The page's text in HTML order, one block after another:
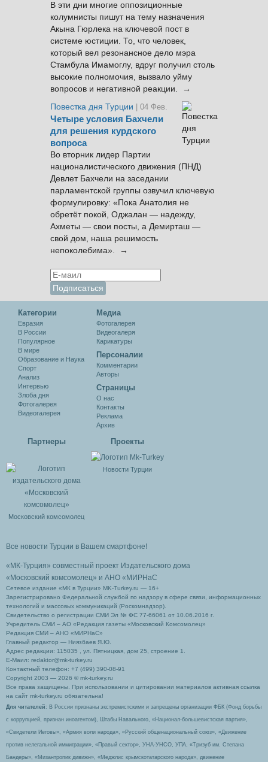
В эти дни многие оппозиционные
колумнисты пишут на тему назначения
Акына Гюрлека на ключевой пост в
системе юстиции. То, что человек,
который вел резонансное дело мэра
Стамбула Имамоглу, вдруг получил столь
высокие полномочия, вызвало уйму
вопросов и негативной реакции. →
Повестка дня Турции
| 04 Фев.
Четыре условия Бахчели
для решения курдского
вопроса
Во вторник лидер Партии
националистического движения (ПНД)
Девлет Бахчели на заседании
парламентской группы озвучил ключевую
формулировку: «Пока Анатолия не
обретёт покой, Оджалан — надежду,
Ахметы — свои посты, а Демирташ —
свой дом, наша решимость
непоколебима». →
Категории
Евразия
В России
Популярное
В мире
Образование и Наука
Спорт
Анализ
Интервью
Злоба дня
Фотогалерея
Видеогалерея
Медиа
Фотогалерея
Видеогалеря
Карикатуры
Персоналии
Комментарии
Авторы
Cтраницы
О нас
Контакты
Реклама
Архив
Партнеры
Московский комсомолец
Проекты
Новости Турции
Все новости Турции в Вашем смартфоне!
«МК-Турция» совместный проект Издательского дома
«Московский комсомолец» и АНО «МИРНаС
Сетевое издание «МК в Турции» MK-Turkey.ru — 16+
Зарегистрировано Федеральной службой по надзору в сфере связи, информационных
технологий и массовых коммуникаций (Роскомнадзор).
Свидетельство о регистрации СМИ Эл № ФС 77-66061 от 10.06.2016 г.
Учредитель СМИ – АО «Редакция газеты «Московский Комсомолец»
Редакция СМИ – АНО «МИРНаС»
Главный редактор — Ниязбаев Я.Ю.
Адрес редакции: 115035 , ул. Пятницкая, дом 25, строение 1.
Е-Маил: redaktor@mk-turkey.ru
Контактный телефон: +7 (499) 390-08-91
Copyright 2003 — 2026 © mk-turkey.ru
Все права защищены. При использовании и цитировании материалов активная ссылка
на сайт mk-turkey.ru обязательна!
Для читателей : В России признаны экстремистскими и запрещены организации ФБК (Фонд борьбы
с коррупцией, признан иноагентом), Штабы Навального, «Национал-большевистская партия»,
«Свидетели Иеговы», «Армия воли народа», «Русский общенациональный союз», «Движение
против нелегальной иммиграции», «Правый сектор», УНА-УНСО, УПА, «Тризуб им. Степана
Бандеры», «Мизантропик дивижн», «Меджлис крымскотатарского народа», движение